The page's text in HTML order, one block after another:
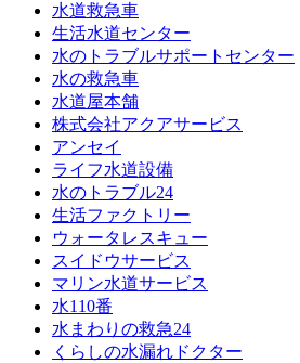
水道救急車
生活水道センター
水のトラブルサポートセンター
水の救急車
水道屋本舗
株式会社アクアサービス
アンセイ
ライフ水道設備
水のトラブル24
生活ファクトリー
ウォータレスキュー
スイドウサービス
マリン水道サービス
水110番
水まわりの救急24
くらしの水漏れドクター